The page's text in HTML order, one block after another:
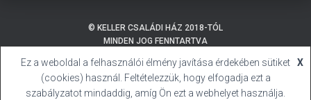
© KELLER CSALÁDI HÁZ 2018-TÓL
MINDEN JOG FENNTARTVA
ADATKEZELÉSI TÁJÉKOZTATÓ
SÜTI (COOKIE) TÁJÉKOZTATÓ
BALATONMÁRIAFÜRDŐ
HIVATALOS HONLAP
Ez a weboldal a felhasználói élmény javítása érdekében sütiket
(cookies) használ. Feltételezzük, hogy elfogadja ezt a
szabályzatot mindaddig, amíg Ön ezt a webhelyet használja.
X